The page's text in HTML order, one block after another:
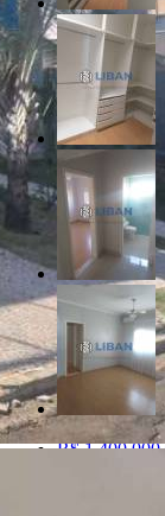
R$
Jardim